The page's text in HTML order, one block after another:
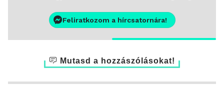
Feliratkozom a hírcsatornára!
Mutasd a hozzászólásokat!